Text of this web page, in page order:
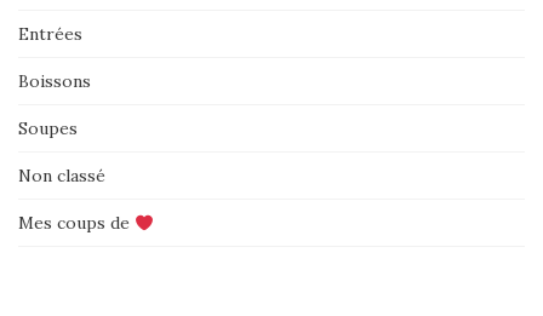
Entrées
Boissons
Soupes
Non classé
Mes coups de